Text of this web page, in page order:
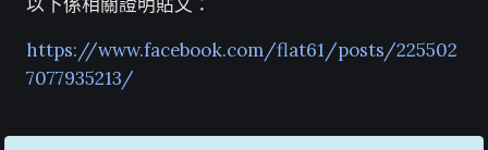
https://www.facebook.com/flat61/posts/225502
7077935213/